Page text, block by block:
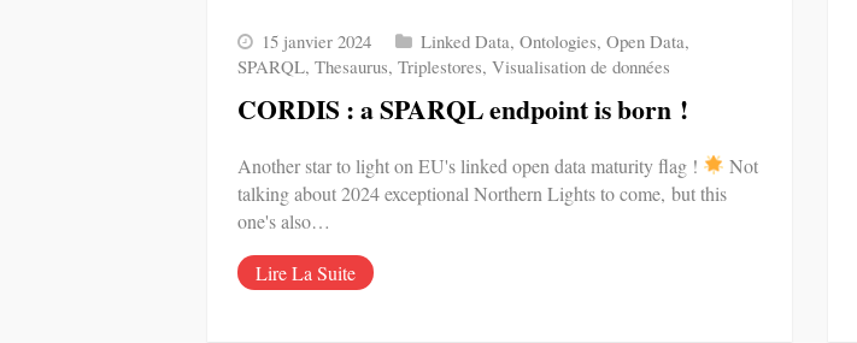
15 janvier 2024 Linked Data, Ontologies, Open Data,
SPARQL, Thesaurus, Triplestores, Visualisation de données
CORDIS : a SPARQL endpoint is born !
Another star to light on EU's linked open data maturity flag !
Not
talking about 2024 exceptional Northern Lights to come, but this
one's also…
Lire La Suite